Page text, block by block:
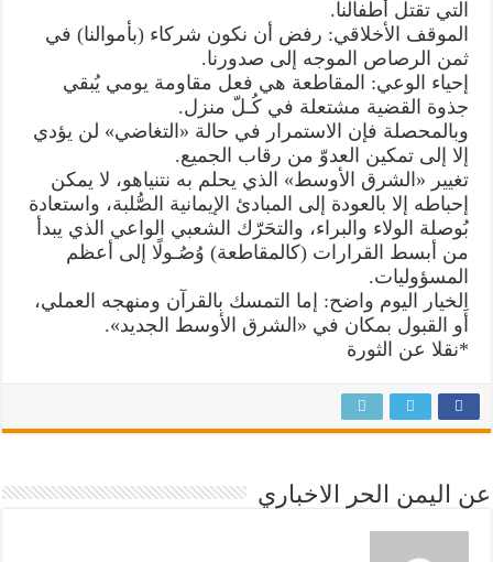
التي تقتل أطفالنا.
​الموقف الأخلاقي: رفض أن نكون شركاء (بأموالنا) في
ثمن الرصاص الموجه إلى صدورنا.
​إحياء الوعي: المقاطعة هي فعل مقاومة يومي يُبقي
جذوة القضية مشتعلة في كُـلّ منزل.
وبالمحصلة فإن الاستمرار في حالة «التغاضي» لن يؤدي
إلا إلى تمكين العدوّ من رقاب الجميع.
تغيير «الشرق الأوسط» الذي يحلم به نتنياهو، لا يمكن
إحباطه إلا بالعودة إلى المبادئ الإيمانية الصُّلبة، واستعادة
بُوصلة الولاء والبراء، والتحَرّك الشعبي الواعي الذي يبدأ
من أبسط القرارات (كالمقاطعة) وُصُـولًا إلى أعظم
المسؤوليات.
​الخيار اليوم واضح: إما التمسك بالقرآن ومنهجه العملي،
أَو القبول بمكان في «الشرق الأوسط الجديد».
*نقلا عن الثورة
عن اليمن الحر الاخباري